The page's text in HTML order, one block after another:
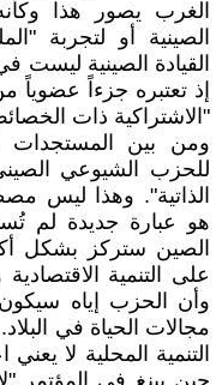
الغرب يصور هذا
الصينية أو لتجربة
القيادة الصينية
إذ تعتبره جزءاً عضوياً
"الاشتراكية ذات
ومن بين المستجدات
للحزب الشيوعي
الذاتية". وهذا ليس
هو عبارة جديدة لم
الصين ستركز بشكل
على التنمية
وأن الحزب إياه
مجالات الحياة في
التنمية المحلية لا